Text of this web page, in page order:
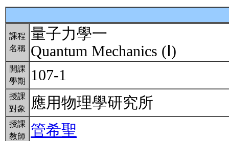
課程
名稱
量子力學一
Quantum Mechanics (Ⅰ)
開課
學期
107-1
授課
對象
應用物理學研究所
授課
教師
管希聖